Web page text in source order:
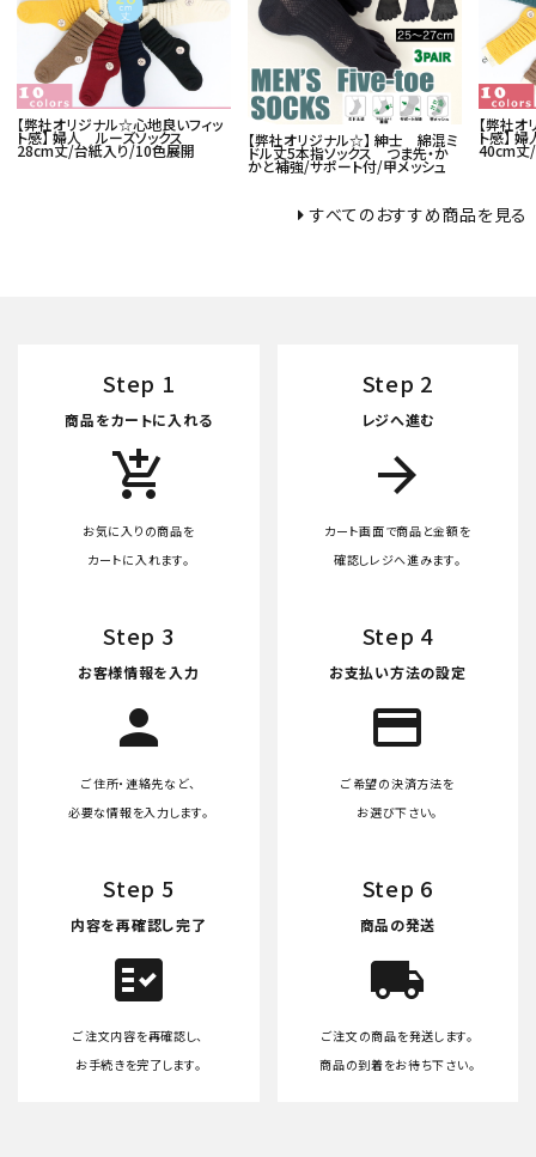
【弊社オリジナル☆心地良いフィッ
ト感】 婦人 ルーズソックス
28cm丈/台紙入り/10色展開
【弊社オリジナル☆】 紳士 綿混ミ
ドル丈5本指ソックス つま先・か
かと補強/サポート付/甲メッシュ
【弊社
ト感】
40cm丈
すべてのおすすめ商品を見る
Step 1
商品をカートに入れる
add_shopping_cart
お気に入りの商品を
カートに入れます。
Step 2
レジへ進む
arrow_forward
カート画面で商品と金額を
確認しレジへ進みます。
Step 3
お客様情報を入力
person
ご住所・連絡先など、
必要な情報を入力します。
Step 4
お支払い方法の設定
credit_card
ご希望の決済方法を
お選び下さい。
Step 5
内容を再確認し完了
fact_check
ご注文内容を再確認し、
お手続きを完了します。
Step 6
商品の発送
local_shipping
ご注文の商品を発送します。
商品の到着をお待ち下さい。